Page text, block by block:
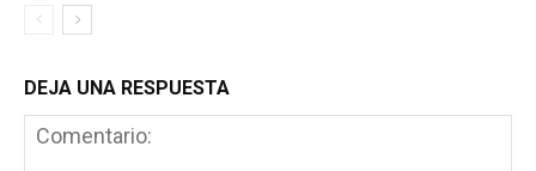
DEJA UNA RESPUESTA